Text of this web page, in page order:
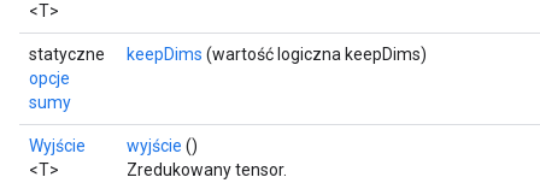
<T>
statyczne
opcje
sumy
keepDims (wartość logiczna keepDims)
Wyjście
<T>
wyjście ()
Zredukowany tensor.